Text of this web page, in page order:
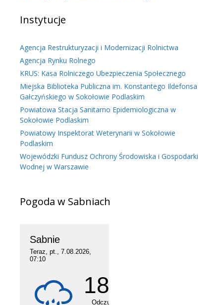
Instytucje
Agencja Restrukturyzacji i Modernizacji Rolnictwa
Agencja Rynku Rolnego
KRUS: Kasa Rolniczego Ubezpieczenia Społecznego
Miejska Biblioteka Publiczna im. Konstantego Ildefonsa
Gałczyńskiego w Sokołowie Podlaskim
Powiatowa Stacja Sanitarno Epidemiologiczna w
Sokołowie Podlaskim
Powiatowy Inspektorat Weterynarii w Sokołowie
Podlaskim
Wojewódzki Fundusz Ochrony Środowiska i Gospodarki
Wodnej w Warszawie
Pogoda w Sabniach